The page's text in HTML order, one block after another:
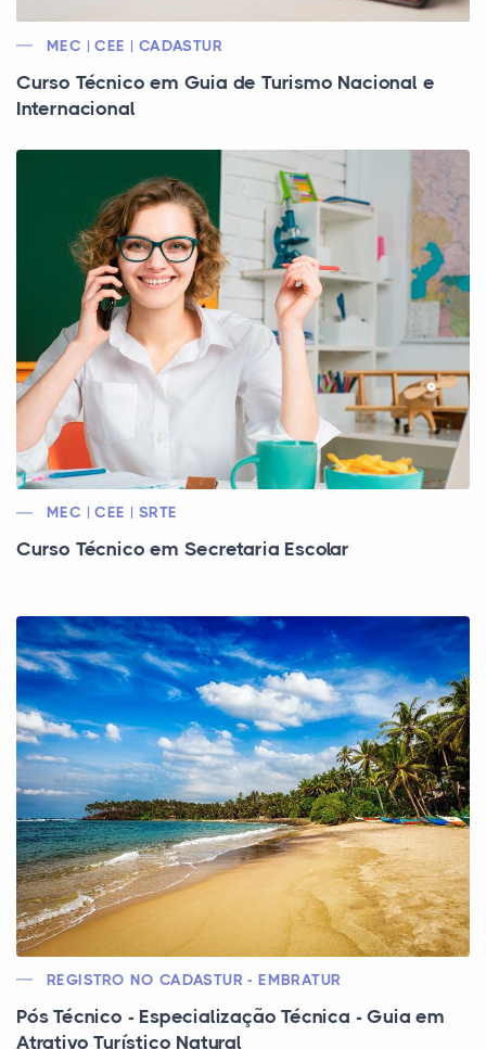
MEC | CEE | CADASTUR
Curso Técnico em Guia de Turismo Nacional e
Internacional
MEC | CEE | SRTE
Curso Técnico em Secretaria Escolar
REGISTRO NO CADASTUR - EMBRATUR
Pós Técnico - Especialização Técnica - Guia em
Atrativo Turístico Natural